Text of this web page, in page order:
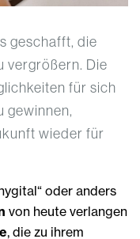
geschafft, die
vergrößern. Die
für sich
gewinnen,
wieder für
oder anders
von heute verlangen
, die zu ihrem